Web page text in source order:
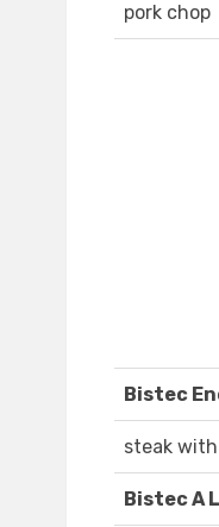
pork chop
Bistec
steak
Bistec A